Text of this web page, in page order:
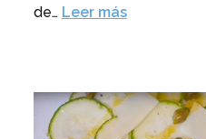
de… Leer más